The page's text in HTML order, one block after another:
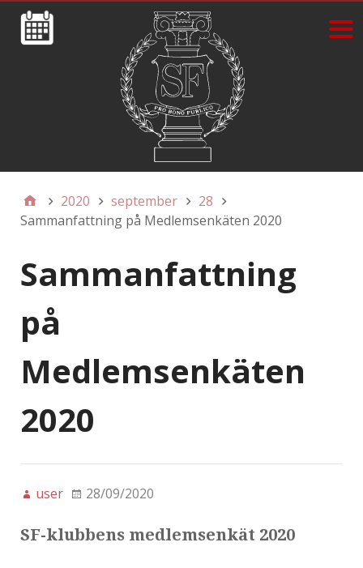
2020 september
28
Sammanfattning på Medlemsenkäten 2020
Sammanfattning
på
Medlemsenkäten
2020
user 28/09/2020
SF-klubbens medlemsenkät 2020